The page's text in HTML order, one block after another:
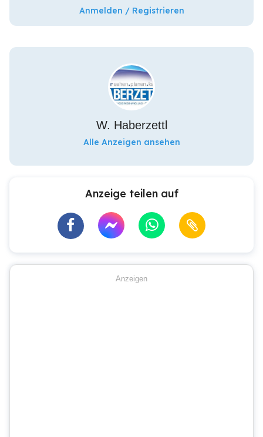
Anmelden / Registrieren
W. Haberzettl
Alle Anzeigen ansehen
Anzeige teilen auf
Anzeigen